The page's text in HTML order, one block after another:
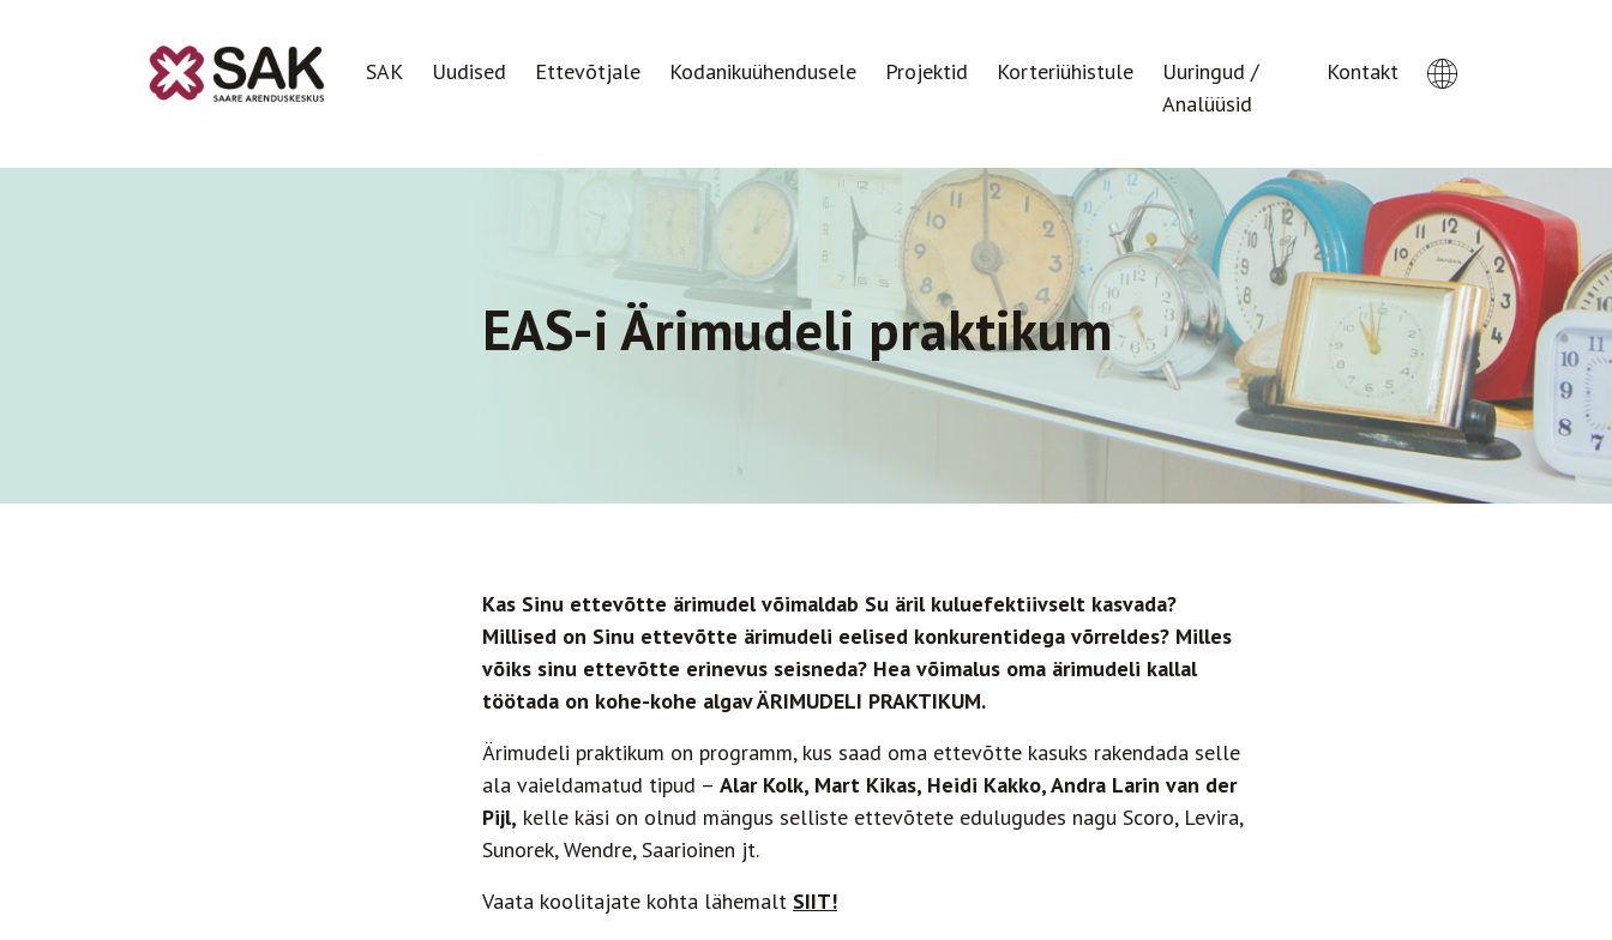
SAK Uudised Ettevõtjale Kodanikuühendusele Projektid Korteriühistule
Uuringud /
Analüüsid
Kontakt
EAS-i Ärimudeli praktikum
Kas Sinu ettevõtte ärimudel võimaldab Su äril kuluefektiivselt kasvada?
Millised on Sinu ettevõtte ärimudeli eelised konkurentidega võrreldes? Milles
võiks sinu ettevõtte erinevus seisneda? Hea võimalus oma ärimudeli kallal
töötada on kohe-kohe algav ÄRIMUDELI PRAKTIKUM.
Ärimudeli praktikum on programm, kus saad oma ettevõtte kasuks rakendada selle
ala vaieldamatud tipud – Alar Kolk, Mart Kikas, Heidi Kakko, Andra Larin van der
Pijl, kelle käsi on olnud mängus selliste ettevõtete edulugudes nagu Scoro, Levira,
Sunorek, Wendre, Saarioinen jt.
Vaata koolitajate kohta lähemalt SIIT!